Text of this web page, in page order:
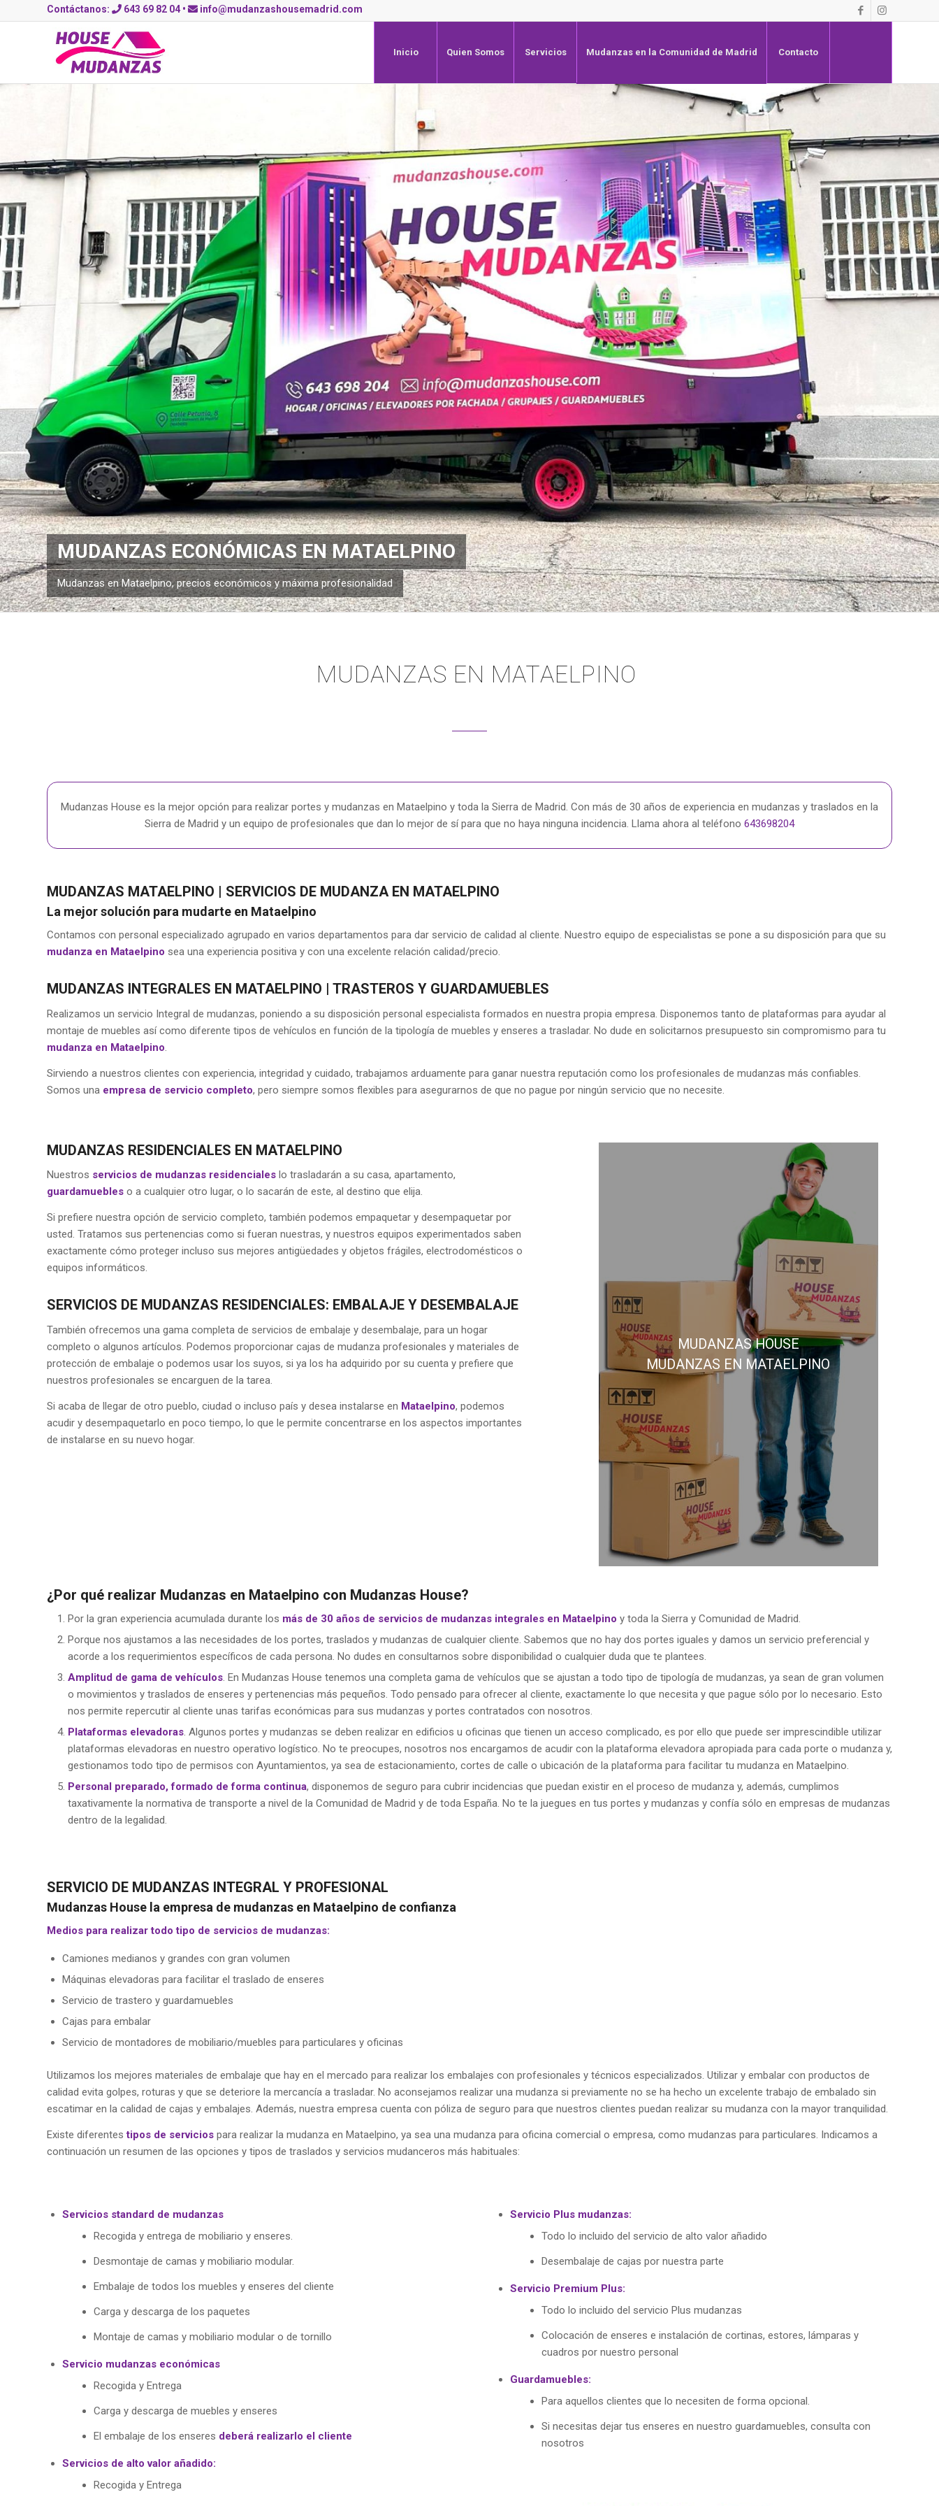
Contáctanos: 643 69 82 04 • info@mudanzashousemadrid.com
Inicio Quien Somos Servicios Mudanzas en la Comunidad de Madrid Contacto
MUDANZAS ECONÓMICAS EN MATAELPINO
Mudanzas en Mataelpino, precios económicos y máxima profesionalidad
MUDANZAS EN MATAELPINO
Mudanzas House es la mejor opción para realizar portes y mudanzas en Mataelpino y toda la Sierra de Madrid. Con más de 30 años de experiencia en mudanzas y traslados en la
Sierra de Madrid y un equipo de profesionales que dan lo mejor de sí para que no haya ninguna incidencia. Llama ahora al teléfono 643698204
MUDANZAS MATAELPINO | SERVICIOS DE MUDANZA EN MATAELPINO
La mejor solución para mudarte en Mataelpino
Contamos con personal especializado agrupado en varios departamentos para dar servicio de calidad al cliente. Nuestro equipo de especialistas se pone a su disposición para que su
mudanza en Mataelpino sea una experiencia positiva y con una excelente relación calidad/precio.
MUDANZAS INTEGRALES EN MATAELPINO | TRASTEROS Y GUARDAMUEBLES
Realizamos un servicio Integral de mudanzas, poniendo a su disposición personal especialista formados en nuestra propia empresa. Disponemos tanto de plataformas para ayudar al
montaje de muebles así como diferente tipos de vehículos en función de la tipología de muebles y enseres a trasladar. No dude en solicitarnos presupuesto sin compromismo para tu
mudanza en Mataelpino.
Sirviendo a nuestros clientes con experiencia, integridad y cuidado, trabajamos arduamente para ganar nuestra reputación como los profesionales de mudanzas más confiables.
Somos una empresa de servicio completo, pero siempre somos flexibles para asegurarnos de que no pague por ningún servicio que no necesite.
MUDANZAS RESIDENCIALES EN MATAELPINO
Nuestros servicios de mudanzas residenciales lo trasladarán a su casa, apartamento,
guardamuebles o a cualquier otro lugar, o lo sacarán de este, al destino que elija.
Si prefiere nuestra opción de servicio completo, también podemos empaquetar y desempaquetar por
usted. Tratamos sus pertenencias como si fueran nuestras, y nuestros equipos experimentados saben
exactamente cómo proteger incluso sus mejores antigüedades y objetos frágiles, electrodomésticos o
equipos informáticos.
SERVICIOS DE MUDANZAS RESIDENCIALES: EMBALAJE Y DESEMBALAJE
También ofrecemos una gama completa de servicios de embalaje y desembalaje, para un hogar
completo o algunos artículos. Podemos proporcionar cajas de mudanza profesionales y materiales de
protección de embalaje o podemos usar los suyos, si ya los ha adquirido por su cuenta y prefiere que
nuestros profesionales se encarguen de la tarea.
Si acaba de llegar de otro pueblo, ciudad o incluso país y desea instalarse en Mataelpino, podemos
acudir y desempaquetarlo en poco tiempo, lo que le permite concentrarse en los aspectos importantes
de instalarse en su nuevo hogar.
MUDANZAS HOUSE
MUDANZAS EN MATAELPINO
¿Por qué realizar Mudanzas en Mataelpino con Mudanzas House?
Por la gran experiencia acumulada durante los más de 30 años de servicios de mudanzas integrales en Mataelpino y toda la Sierra y Comunidad de Madrid.
Porque nos ajustamos a las necesidades de los portes, traslados y mudanzas de cualquier cliente. Sabemos que no hay dos portes iguales y damos un servicio preferencial y
acorde a los requerimientos específicos de cada persona. No dudes en consultarnos sobre disponibilidad o cualquier duda que te plantees.
Amplitud de gama de vehículos . En Mudanzas House tenemos una completa gama de vehículos que se ajustan a todo tipo de tipología de mudanzas, ya sean de gran volumen
o movimientos y traslados de enseres y pertenencias más pequeños. Todo pensado para ofrecer al cliente, exactamente lo que necesita y que pague sólo por lo necesario. Esto
nos permite repercutir al cliente unas tarifas económicas para sus mudanzas y portes contratados con nosotros.
Plataformas elevadoras . Algunos portes y mudanzas se deben realizar en edificios u oficinas que tienen un acceso complicado, es por ello que puede ser imprescindible utilizar
plataformas elevadoras en nuestro operativo logístico. No te preocupes, nosotros nos encargamos de acudir con la plataforma elevadora apropiada para cada porte o mudanza y,
gestionamos todo tipo de permisos con Ayuntamientos, ya sea de estacionamiento, cortes de calle o ubicación de la plataforma para facilitar tu mudanza en Mataelpino.
Personal preparado, formado de forma continua, disponemos de seguro para cubrir incidencias que puedan existir en el proceso de mudanza y, además, cumplimos
taxativamente la normativa de transporte a nivel de la Comunidad de Madrid y de toda España. No te la juegues en tus portes y mudanzas y confía sólo en empresas de mudanzas
dentro de la legalidad.
SERVICIO DE MUDANZAS INTEGRAL Y PROFESIONAL
Mudanzas House la empresa de mudanzas en Mataelpino de confianza
Medios para realizar todo tipo de servicios de mudanzas:
Camiones medianos y grandes con gran volumen
Máquinas elevadoras para facilitar el traslado de enseres
Servicio de trastero y guardamuebles
Cajas para embalar
Servicio de montadores de mobiliario/muebles para particulares y oficinas
Utilizamos los mejores materiales de embalaje que hay en el mercado para realizar los embalajes con profesionales y técnicos especializados. Utilizar y embalar con productos de
calidad evita golpes, roturas y que se deteriore la mercancía a trasladar. No aconsejamos realizar una mudanza si previamente no se ha hecho un excelente trabajo de embalado sin
escatimar en la calidad de cajas y embalajes. Además, nuestra empresa cuenta con póliza de seguro para que nuestros clientes puedan realizar su mudanza con la mayor tranquilidad.
Existe diferentestipos de servicios para realizar la mudanza en Mataelpino, ya sea una mudanza para oficina comercial o empresa, como mudanzas para particulares. Indicamos a
continuación un resumen de las opciones y tipos de traslados y servicios mudanceros más habituales:
Servicios standard de mudanzas
Recogida y entrega de mobiliario y enseres.
Desmontaje de camas y mobiliario modular.
Embalaje de todos los muebles y enseres del cliente
Carga y descarga de los paquetes
Montaje de camas y mobiliario modular o de tornillo
Servicio mudanzas económicas
Recogida y Entrega
Carga y descarga de muebles y enseres
El embalaje de los enseres deberá realizarlo el cliente
Servicios de alto valor añadido:
Recogida y Entrega
Servicio Plus mudanzas:
Todo lo incluido del servicio de alto valor añadido
Desembalaje de cajas por nuestra parte
Servicio Premium Plus:
Todo lo incluido del servicio Plus mudanzas
Colocación de enseres e instalación de cortinas, estores, lámparas y
cuadros por nuestro personal
Guardamuebles:
Para aquellos clientes que lo necesiten de forma opcional.
Si necesitas dejar tus enseres en nuestro guardamuebles, consulta con
nosotros